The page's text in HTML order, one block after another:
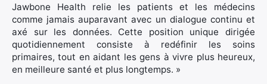
Jawbone Health relie les patients et les médecins
comme jamais auparavant avec un dialogue continu et
axé sur les données. Cette position unique dirigée
quotidiennement consiste à redéfinir les soins
primaires, tout en aidant les gens à vivre plus heureux,
en meilleure santé et plus longtemps. »